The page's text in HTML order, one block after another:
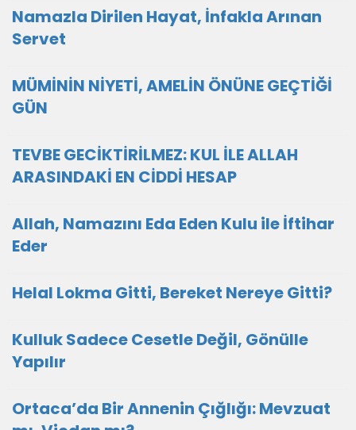
Namazla Dirilen Hayat, İnfakla Arınan
Servet
MÜMİNİN NİYETİ, AMELİN ÖNÜNE GEÇTİĞİ
GÜN
TEVBE GECİKTİRİLMEZ: KUL İLE ALLAH
ARASINDAKİ EN CİDDİ HESAP
Allah, Namazını Eda Eden Kulu ile İftihar
Eder
Helal Lokma Gitti, Bereket Nereye Gitti?
Kulluk Sadece Cesetle Değil, Gönülle
Yapılır
Ortaca’da Bir Annenin Çığlığı: Mevzuat